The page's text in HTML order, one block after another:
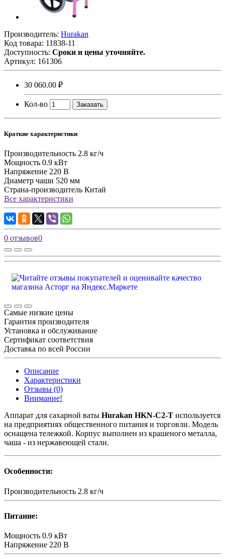
Производитель: Hurakan
Код товара: 11838-11
Доступность: Сроки и цены уточняйте.
Артикул: 161306
30 060.00 ₽
Кол-во Заказать
Краткие характеристики
Производительность 2.8 кг/ч
Мощность 0.9 кВт
Напряжение 220 В
Диаметр чаши 520 мм
Страна-производитель Китай
Все характеристики
0 отзывов0
Самые низкие цены
Гарантия производителя
Установка и обслуживание
Сертификат соответствия
Доставка по всей России
Описание
Характеристики
Отзывы (0)
Внимание!
Аппарат для сахарной ваты Hurakan HKN-C2-T используется
на предприятиях общественного питания и торговли. Модель
оснащена тележкой. Корпус выполнен из крашеного металла,
чаша - из нержавеющей стали.
Особенности:
Производительность 2.8 кг/ч
Питание:
Мощность 0.9 кВт
Напряжение 220 В